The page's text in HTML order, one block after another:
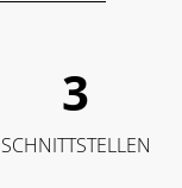
3
SCHNITTSTELLEN